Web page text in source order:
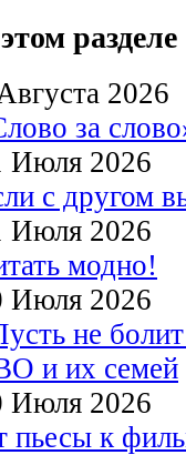
разделе
2026
за
Июля 2026
с другом
Июля 2026
модно!
Июля 2026
не
и их семей
Июля 2026
пьесы к